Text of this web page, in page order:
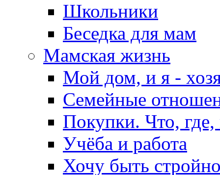
Школьники
Беседка для мам
Мамская жизнь
Мой дом, и я -
Семейные
Покупки. Что, где,
Учёба и работа
Хочу быть